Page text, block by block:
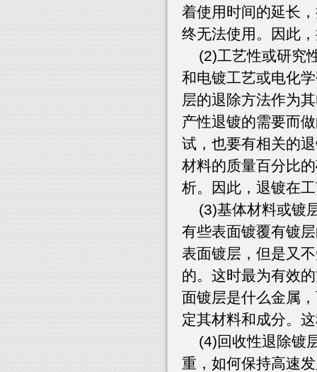
着使用时间的延长
终无法使用。因此
(2)工艺性或研究
和电镀工艺或电化
层的退除方法作为
产性退镀的需要而
试，也要有相关的
材料的质量百分比
析。因此，退镀在
(3)基体材料或镀
有些表面镀覆有镀
表面镀层，但是又
的。这时最为有效
面镀层是什么金属
定其材料和成分。
(4)回收性退除镀
重，如何保持高速